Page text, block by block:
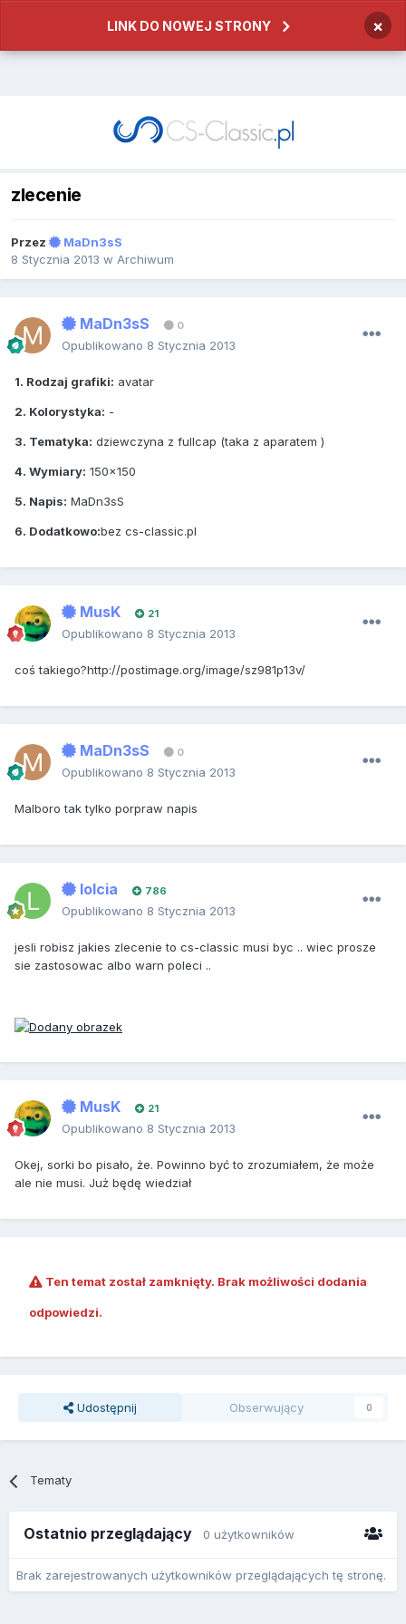
LINK DO NOWEJ STRONY ×
zlecenie
Przez
MaDn3sS
8 Stycznia 2013 w Archiwum
MaDn3sS 0
Opublikowano 8 Stycznia 2013
1. Rodzaj grafiki: avatar
2. Kolorystyka: -
3. Tematyka: dziewczyna z fullcap (taka z aparatem )
4. Wymiary: 150x150
5. Napis: MaDn3sS
6. Dodatkowo:bez cs-classic.pl
MusK 21
Opublikowano 8 Stycznia 2013
coś takiego?http://postimage.org/image/sz981p13v/
MaDn3sS 0
Opublikowano 8 Stycznia 2013
Malboro tak tylko porpraw napis
lolcia 786
Opublikowano 8 Stycznia 2013
jesli robisz jakies zlecenie to cs-classic musi byc .. wiec prosze
sie zastosowac albo warn poleci ..
MusK 21
Opublikowano 8 Stycznia 2013
Okej, sorki bo pisało, że. Powinno być to zrozumiałem, że może
ale nie musi. Już będę wiedział
Ten temat został zamknięty. Brak możliwości dodania
odpowiedzi.
Udostępnij Obserwujący 0
Tematy
Ostatnio przeglądający 0 użytkowników
Brak zarejestrowanych użytkowników przeglądających tę stronę.